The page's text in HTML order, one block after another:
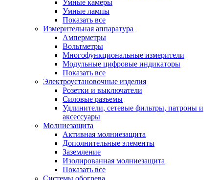
Умные камеры
Умные лампы
Показать все
Измерительная аппаратура
Амперметры
Вольтметры
Многофункциональные измерители
Модульные цифровые индикаторы
Показать все
Электроустановочные изделия
Розетки и выключатели
Силовые разъемы
Удлинители, сетевые фильтры, патроны и
аксессуары
Молниезащита
Активная молниезащита
Дополнительные элементы
Заземление
Изолированная молниезащита
Показать все
Системы обогрева